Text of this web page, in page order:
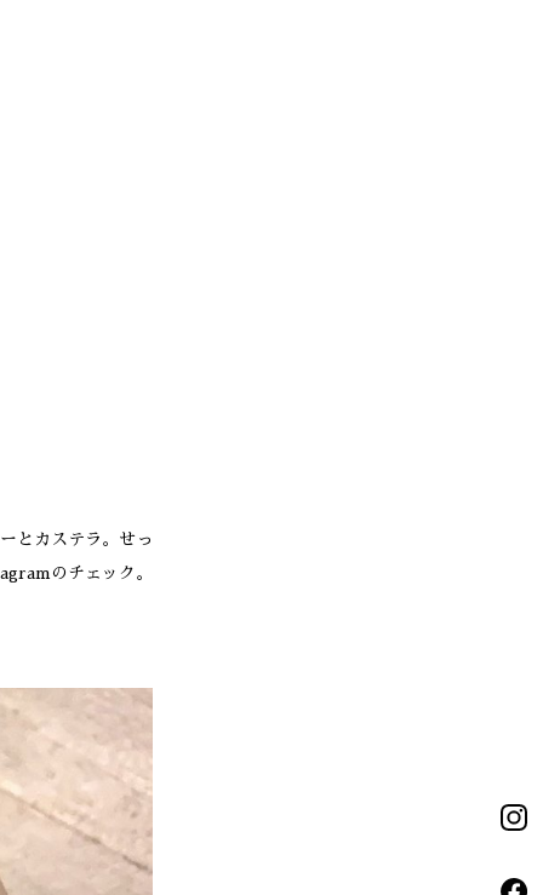
とカステラ。せっ
のチェック。